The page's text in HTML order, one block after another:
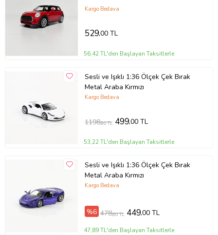
Kargo Bedava
529,00 TL
56,42 TL'den Başlayan Taksitlerle
Sesli ve Işıklı 1:36 Ölçek Çek Bırak
Metal Araba Kırmızı
Kargo Bedava
1198,80 TL 499,00 TL
53,22 TL'den Başlayan Taksitlerle
Sesli ve Işıklı 1:36 Ölçek Çek Bırak
Metal Araba Kırmızı
Kargo Bedava
%6 478,80 TL 449,00 TL
47,89 TL'den Başlayan Taksitlerle